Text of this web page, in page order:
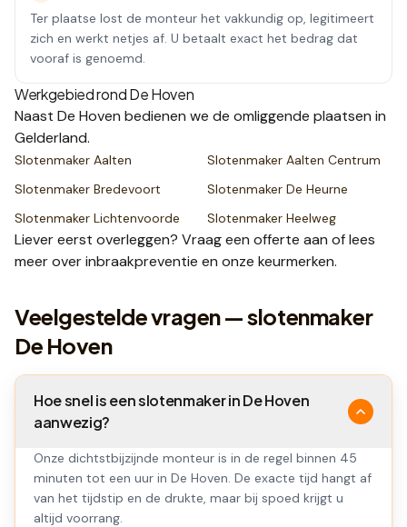
Ter plaatse lost de monteur het vakkundig op, legitimeert
zich en werkt netjes af. U betaalt exact het bedrag dat
vooraf is genoemd.
Werkgebied rondDe Hoven
Naast De Hoven bedienen we de omliggende plaatsen in
Gelderland.
Slotenmaker Aalten Slotenmaker Aalten Centrum
Slotenmaker Bredevoort Slotenmaker De Heurne
Slotenmaker Lichtenvoorde Slotenmaker Heelweg
Liever eerst overleggen? Vraag een offerte aan of lees
meer overinbraakpreventie en onze keurmerken.
Veelgestelde vragen — slotenmaker
De Hoven
Hoe snel is een slotenmaker in De Hoven
aanwezig?
Onze dichtstbijzijnde monteur is in de regel binnen 45
minuten tot een uur in De Hoven. De exacte tijd hangt af
van het tijdstip en de drukte, maar bij spoed krijgt u
altijd voorrang.